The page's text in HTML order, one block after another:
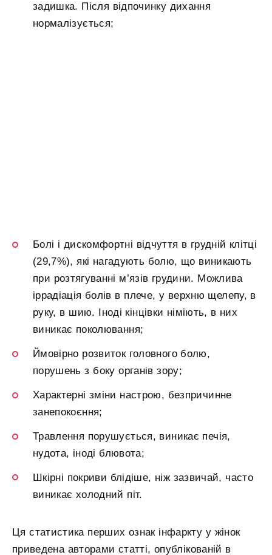
задишка. Після відпочинку дихання
нормалізується;
Болі і дискомфортні відчуття в грудній клітці
(29,7%), які нагадують болю, що виникають
при розтягуванні м’язів грудини. Можлива
іррадіація болів в плече, у верхню щелепу, в
руку, в шию. Іноді кінцівки німіють, в них
виникає поколювання;
Ймовірно розвиток головного болю,
порушень з боку органів зору;
Характерні зміни настрою, безпричинне
занепокоєння;
Травлення порушується, виникає печія,
нудота, іноді блювота;
Шкірні покриви блідіше, ніж зазвичай, часто
виникає холодний піт.
Ця статистика перших ознак інфаркту у жінок
приведена авторами статті, опублікованій в